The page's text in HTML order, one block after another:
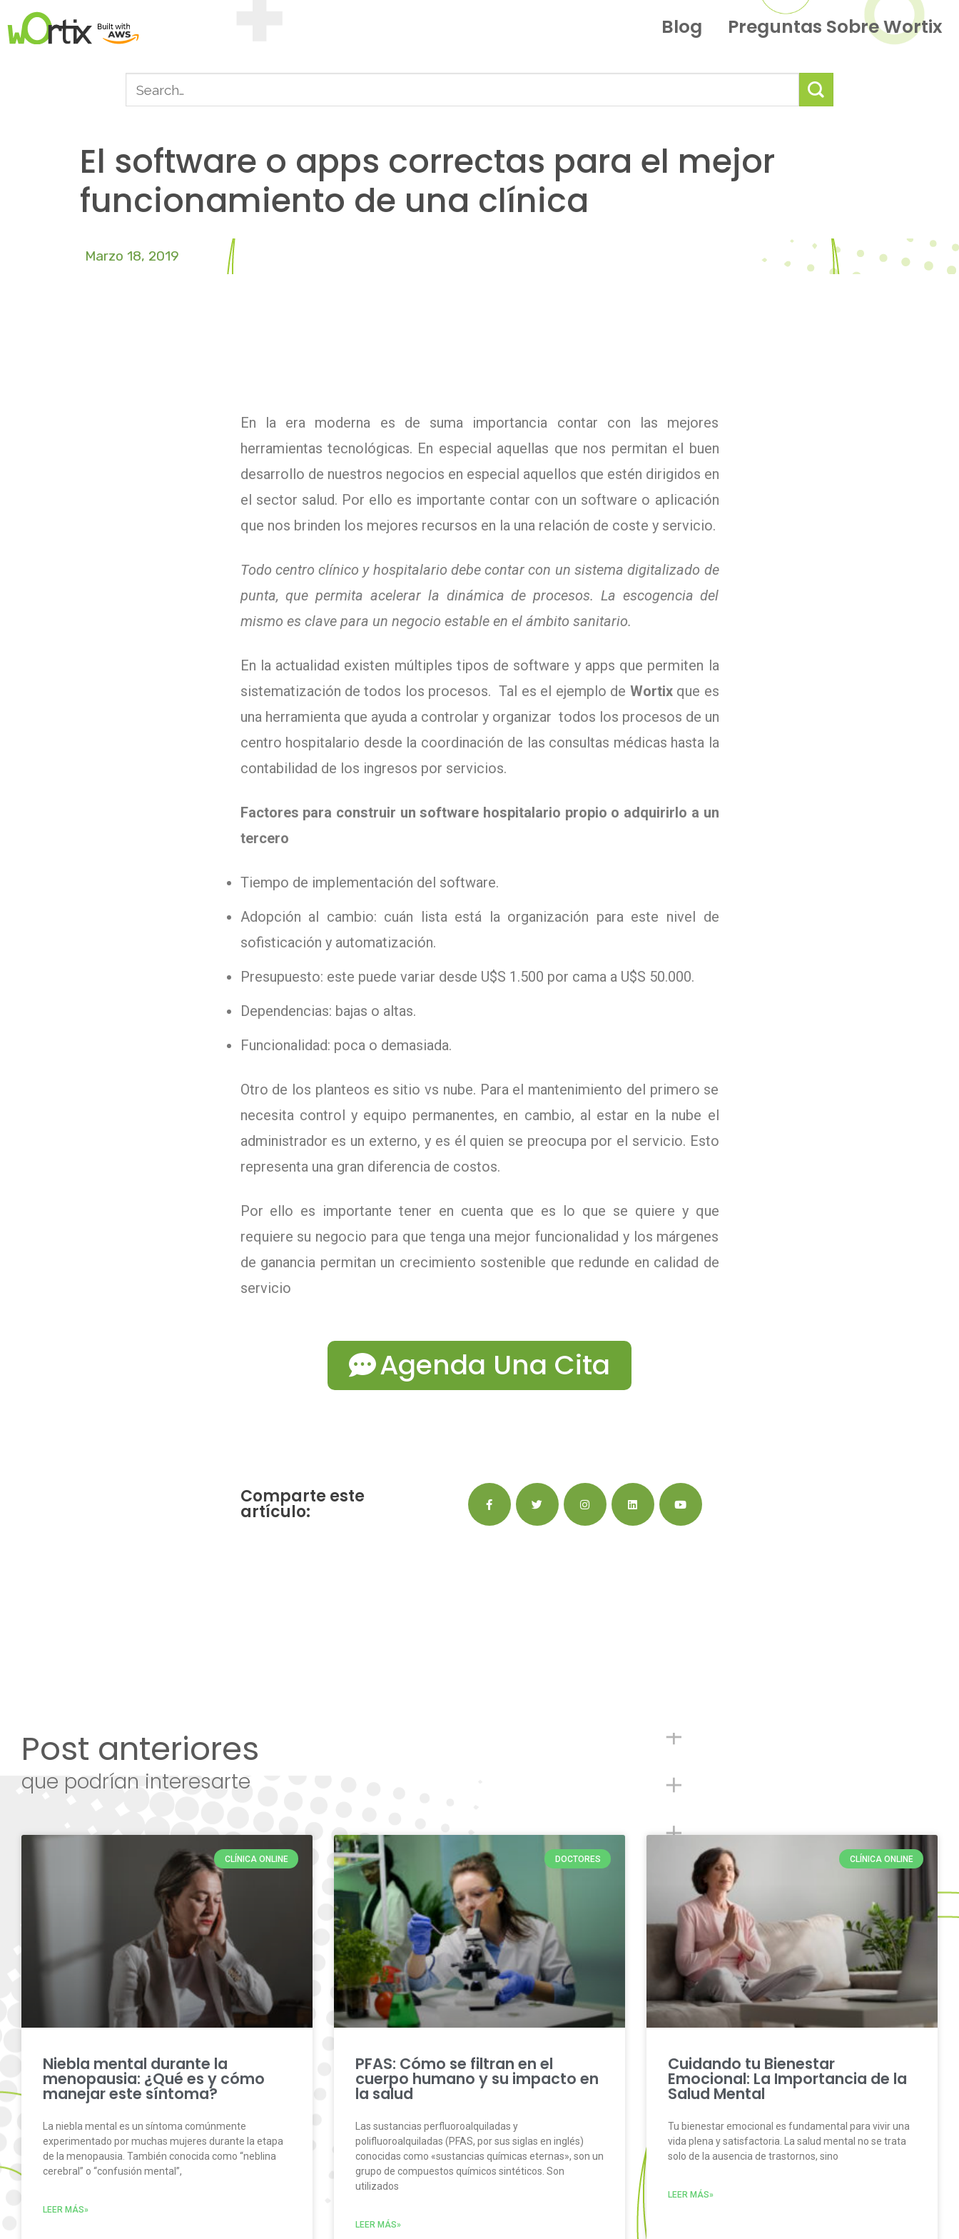
Blog Preguntas Sobre Wortix
El software o apps correctas para el mejor
funcionamiento de una clínica
Marzo 18, 2019
En la era moderna es de suma importancia contar con las mejores
herramientas tecnológicas. En especial aquellas que nos permitan el buen
desarrollo de nuestros negocios en especial aquellos que estén dirigidos en
el sector salud. Por ello es importante contar con un software o aplicación
que nos brinden los mejores recursos en la una relación de coste y servicio.
Todo centro clínico y hospitalario debe contar con un sistema digitalizado de
punta, que permita acelerar la dinámica de procesos. La escogencia del
mismo es clave para un negocio estable en el ámbito sanitario.
En la actualidad existen múltiples tipos de software y apps que permiten la
sistematización de todos los procesos. Tal es el ejemplo de Wortixque es
una herramienta que ayuda a controlar y organizar todos los procesos de un
centro hospitalario desde la coordinación de las consultas médicas hasta la
contabilidad de los ingresos por servicios.
Factores para construir un software hospitalario propio o adquirirlo a un
tercero
Tiempo de implementación del software.
Adopción al cambio: cuán lista está la organización para este nivel de
sofisticación y automatización.
Presupuesto: este puede variar desde U$S 1.500 por cama a U$S 50.000.
Dependencias: bajas o altas.
Funcionalidad: poca o demasiada.
Otro de los planteos es sitio vs nube. Para el mantenimiento del primero se
necesita control y equipo permanentes, en cambio, al estar en la nube el
administrador es un externo, y es él quien se preocupa por el servicio. Esto
representa una gran diferencia de costos.
Por ello es importante tener en cuenta que es lo que se quiere y que
requiere su negocio para que tenga una mejor funcionalidad y los márgenes
de ganancia permitan un crecimiento sostenible que redunde en calidad de
servicio
Agenda Una Cita
Comparte este
artículo:
Post anteriores
que podrían interesarte
CLÍNICA ONLINE
Niebla mental durante la
menopausia: ¿Qué es y cómo
manejar este síntoma?
La niebla mental es un síntoma comúnmente
experimentado por muchas mujeres durante la etapa
de la menopausia. También conocida como “neblina
cerebral” o “confusión mental”,
LEER MÁS»
DOCTORES
PFAS: Cómo se filtran en el
cuerpo humano y su impacto en
la salud
Las sustancias perfluoroalquiladas y
polifluoroalquiladas (PFAS, por sus siglas en inglés)
conocidas como «sustancias químicas eternas», son un
grupo de compuestos químicos sintéticos. Son
utilizados
LEER MÁS»
CLÍNICA ONLINE
Cuidando tu Bienestar
Emocional: La Importancia de la
Salud Mental
Tu bienestar emocional es fundamental para vivir una
vida plena y satisfactoria. La salud mental no se trata
solo de la ausencia de trastornos, sino
LEER MÁS»